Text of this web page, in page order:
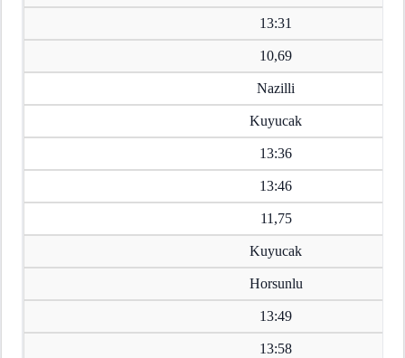
13:31
10,69
Nazilli
Kuyucak
13:36
13:46
11,75
Kuyucak
Horsunlu
13:49
13:58